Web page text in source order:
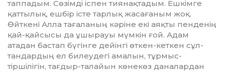
таппадым. Сөзімді іспен тиянақтадым. Ешкімге
қатты­лық, ешбір істе тарлық жасағаным жоқ.
Өйткені Алла тағаланың кәріне екі аяқты пенденің
қай-қайсысы да ұшы­рауы мүмкін ғой. Адам
атадан бастап бүгінге дейінгі өткен-кеткен сұл­
тандардың ел билеудегі амалын, тұр­мыс-
тіршілігін, тағдыр-талайын кө­некөз даналардан